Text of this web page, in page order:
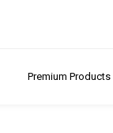
Premium Products